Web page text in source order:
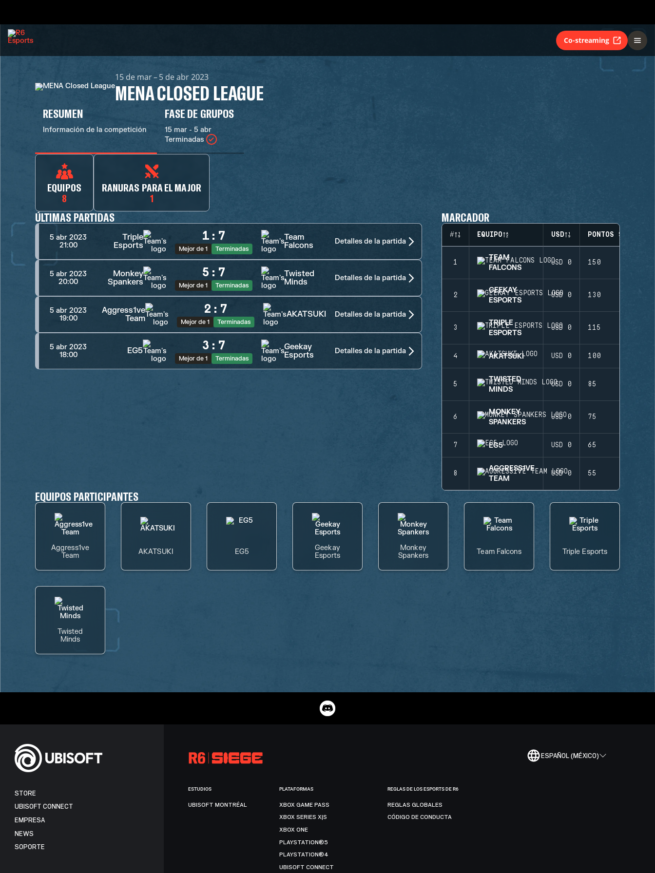
Co-streaming
15 de mar – 5 de abr 2023
MENA CLOSED LEAGUE
RESUMEN
Información de la competición
FASE DE GRUPOS
15 mar - 5 abr
Terminadas
EQUIPOS
8
RANURAS PARA EL MAJOR
1
ÚLTIMAS PARTIDAS
5 abr 2023
21:00
Triple
Esports
1 : 7
Mejor de 1 Terminadas
Team
Falcons
Detalles de la partida
5 abr 2023
20:00
Monkey
Spankers
5 : 7
Mejor de 1 Terminadas
Twisted
Minds
Detalles de la partida
5 abr 2023
19:00
Aggress1ve
Team
2 : 7
Mejor de 1 Terminadas
AKATSUKI Detalles de la partida
5 abr 2023
18:00
EG5 3 : 7
Mejor de 1 Terminadas
Geekay
Esports
Detalles de la partida
MARCADOR
# EQUIPO USD PONTOS SI
1
TEAM
FALCONS
USD 0 150
2
GEEKAY
ESPORTS
USD 0 130
3
TRIPLE
ESPORTS
USD 0 115
4 AKATSUKI USD 0 100
5
TWISTED
MINDS
USD 0 85
6
MONKEY
SPANKERS
USD 0 75
7 EG5 USD 0 65
8
AGGRESS1VE
TEAM
USD 0 55
EQUIPOS PARTICIPANTES
Aggress1ve
Team
AKATSUKI EG5
Geekay
Esports
Monkey
Spankers
Team Falcons Triple Esports
Twisted
Minds
ESPAÑOL (MÉXICO)
STORE
UBISOFT CONNECT
EMPRESA
NEWS
SOPORTE
ESTUDIOS
UBISOFT MONTRÉAL
PLATAFORMAS
XBOX GAME PASS
XBOX SERIES X|S
XBOX ONE
PLAYSTATION®5
PLAYSTATION®4
UBISOFT CONNECT
REGLAS DE LOS ESPORTS DE R6
REGLAS GLOBALES
CÓDIGO DE CONDUCTA